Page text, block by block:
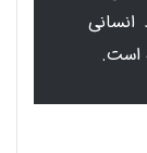
است.